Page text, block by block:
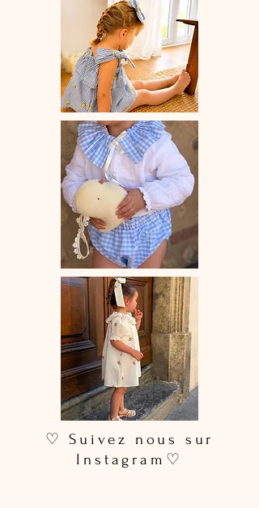
boutons pressions au niveau des
épaules pour un habillage facile.
A assortir au foulard, barrette ou
bandeau et pourquoi la jupe femme
pour un matchy matchy avec maman.
♡ Combishort entièrement réalisée à
la main.
La combishort taille grand.
♡ Le délai de fabrication est de 15 à
28 jours ouvrés selon les commandes
en cours.
♡ Lavage à la main ou en machine
30° max, couleurs similaires, cycle
délicat. Ne pas utilser de sèche-linge.
♡ Suivez nous sur
Instagram♡